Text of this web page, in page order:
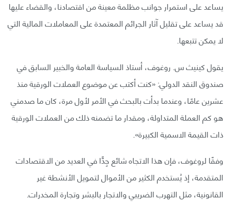
يساعد على استمرار جوانب مظلمة معينة من اقتصادنا، والقضاء عليها
قد يساعد على تقليل آثار الجرائم المعتمدة على المعاملات المالية التي
لا يمكن تتبعها.
يقول كينيث س. روغوف، أستاذ السياسة العامة والخبير السابق في
صندوق النقد الدولي: «كنت أكتب عن موضوع العملات الورقية منذ
عشرين عامًا، وعندما بدأت بالبحث في الأمر لأول مرة، كان ما صدمني
هو كم العملة المتداولة، ومقدار ما تضمنه ذلك من العملات الورقية
ذات القيمة الاسمية الكبيرة».
وفقًا لروغوف، فإن هذا الاتجاه شائع جِدًّا في العديد من الاقتصادات
المتقدمة، إذ يُستخدم الكثير من الأموال لتمويل الأنشطة غير
القانونية، مثل التهرب الضريبي والاتجار بالبشر وتجارة المخدرات.